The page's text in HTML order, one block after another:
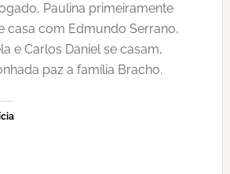
Paulina primeiramente
casa com Edmundo Serrano,
e Carlos Daniel se casam,
paz a família Bracho.